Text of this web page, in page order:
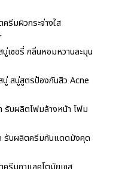
รีมผิวกระจ่างใส
เชอรี่ กลิ่นหอมหวานละมุน
สบู่สูตรป้องกันสิว Acne
รับผลิตโฟมล้างหน้า โฟม
รับผลิตครีมกันแดดมังคุด